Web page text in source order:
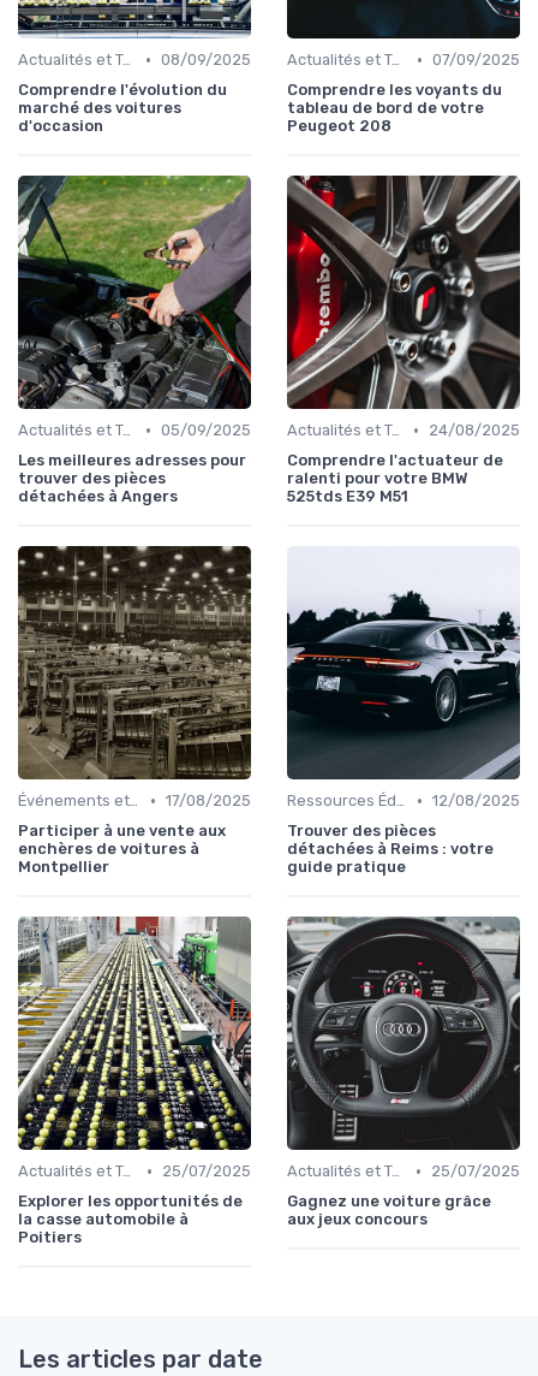
Actualités et Tendances • 08/09/2025
Comprendre l'évolution du
marché des voitures
d'occasion
Actualités et Tendances • 07/09/2025
Comprendre les voyants du
tableau de bord de votre
Peugeot 208
Actualités et Tendances • 05/09/2025
Les meilleures adresses pour
trouver des pièces
détachées à Angers
Actualités et Tendances •
24/08/2025
Comprendre l'actuateur de
ralenti pour votre BMW
525tds E39 M51
Événements et Salons Automobiles • 17/08/2025
Participer à une vente aux
enchères de voitures à
Montpellier
Ressources Éducatives • 12/08/2025
Trouver des pièces
détachées à Reims : votre
guide pratique
Actualités et Tendances •
25/07/2025
Explorer les opportunités de
la casse automobile à
Poitiers
Actualités et Tendances •
25/07/2025
Gagnez une voiture grâce
aux jeux concours
Les articles par date